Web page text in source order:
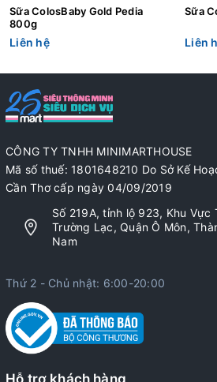
Sữa ColosBaby Gold Pedia
800g
Liên hệ
Sữa
Liên
CÔNG TY TNHH MINIMARTHOUSE
Mã số thuế: 1801648210 Do Sở Kế
Cần Thơ cấp ngày 04/09/2019
Số 219A, tỉnh lộ 923, Khu Vực
Trường Lạc, Quận Ô Môn,
Nam
Thứ 2 - Chủ nhật: 6:00-20:00